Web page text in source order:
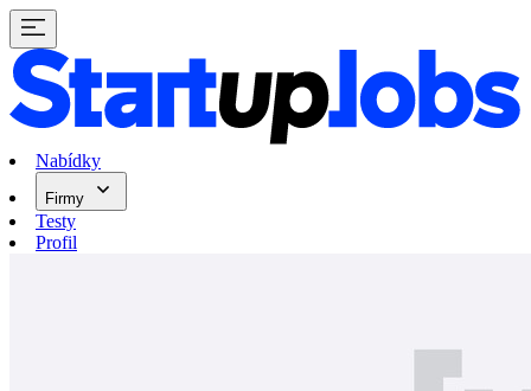
Nabídky
Firmy
Testy
Profil